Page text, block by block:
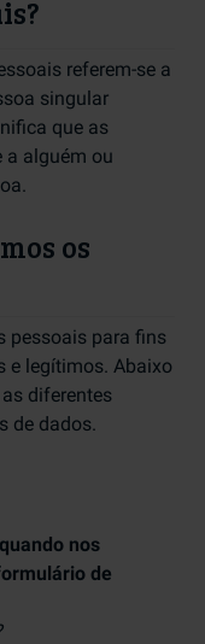
referem-se a
singular
que as
a alguém ou
os
pessoais para fins
e legítimos. Abaixo
diferentes
de dados.
nos
de